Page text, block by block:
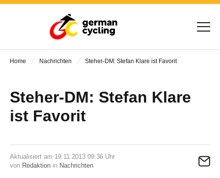
Home Nachrichten Steher-DM: Stefan Klare ist Favorit
Steher-DM: Stefan Klare
ist Favorit
Aktualisiert am 19.11.2013 09:36 Uhr
von Redaktion in Nachrichten